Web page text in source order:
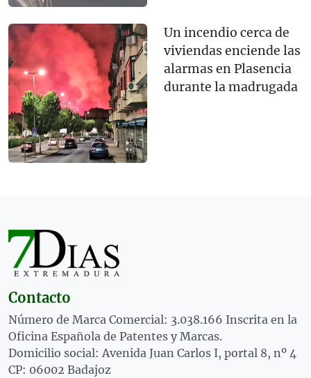
Un incendio cerca de
viviendas enciende las
alarmas en Plasencia
durante la madrugada
Contacto
Número de Marca Comercial: 3.038.166 Inscrita en la
Oficina Española de Patentes y Marcas.
Domicilio social: Avenida Juan Carlos I, portal 8, nº 4
CP: 06002 Badajoz